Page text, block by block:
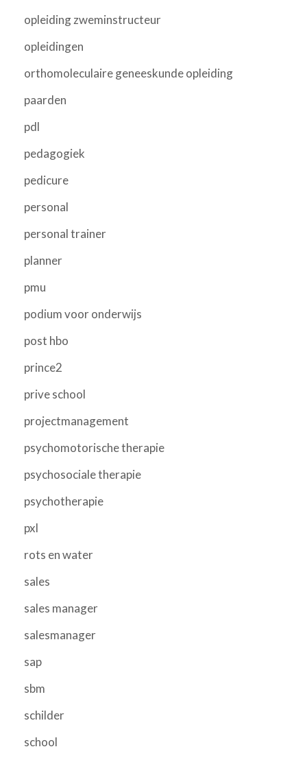
opleiding zweminstructeur
opleidingen
orthomoleculaire geneeskunde opleiding
paarden
pdl
pedagogiek
pedicure
personal
personal trainer
planner
pmu
podium voor onderwijs
post hbo
prince2
prive school
projectmanagement
psychomotorische therapie
psychosociale therapie
psychotherapie
pxl
rots en water
sales
sales manager
salesmanager
sap
sbm
schilder
school